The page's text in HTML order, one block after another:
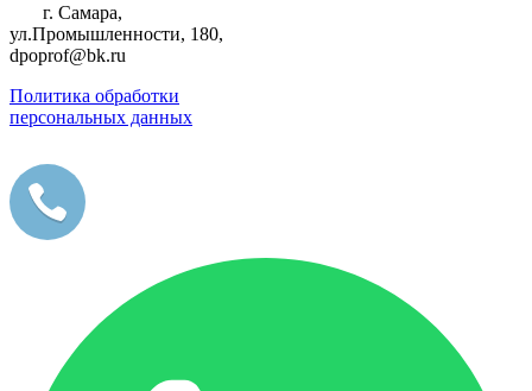
г. Самара,
ул.Промышленности, 180,
dpoprof@bk.ru
Политика обработки
персональных данных